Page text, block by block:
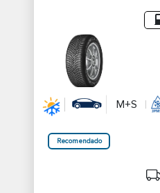
M+S
Recomendado